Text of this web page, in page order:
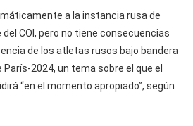
a la instancia rusa de
COI, pero no tiene consecuencias
de los atletas rusos bajo bandera
2024, un tema sobre el que el
“en el momento apropiado”, según